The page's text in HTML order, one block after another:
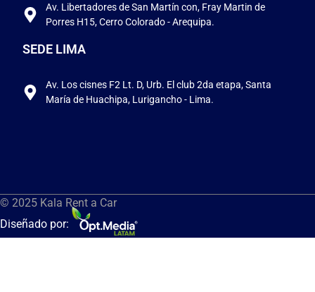
Av. Libertadores de San Martín con, Fray Martin de
Porres H15, Cerro Colorado - Arequipa.
SEDE LIMA
Av. Los cisnes F2 Lt. D, Urb. El club 2da etapa, Santa
María de Huachipa, Lurigancho - Lima.
© 2025 Kala Rent a Car
Diseñado por: